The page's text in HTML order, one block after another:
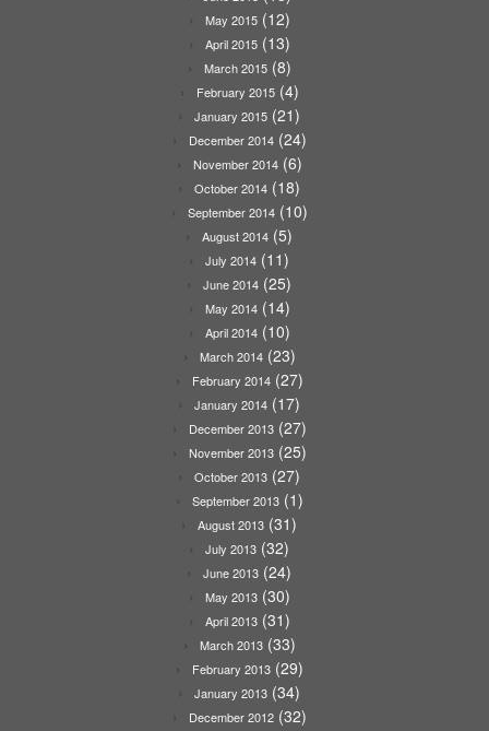
May 2015(12)
April 2015(13)
March 2015(8)
February 2015(4)
January 2015 (21)
December 2014(24)
November 2014(6)
October 2014 (18)
September 2014(10)
August 2014 (5)
July 2014 (11)
June 2014 (25)
May 2014(14)
April 2014(10)
March 2014(23)
February 2014(27)
January 2014 (17)
December 2013(27)
November 2013(25)
October 2013 (27)
September 2013(1)
August 2013 (31)
July 2013 (32)
June 2013 (24)
May 2013(30)
April 2013(31)
March 2013(33)
February 2013(29)
January 2013 (34)
December 2012(32)